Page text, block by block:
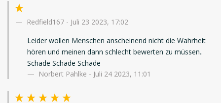
Redfield167 - Juli 23 2023, 17:02
Leider wollen Menschen anscheinend nicht die Wahrheit
hören und meinen dann schlecht bewerten zu müssen..
Schade Schade Schade
Norbert Pahlke - Juli 24 2023, 11:01